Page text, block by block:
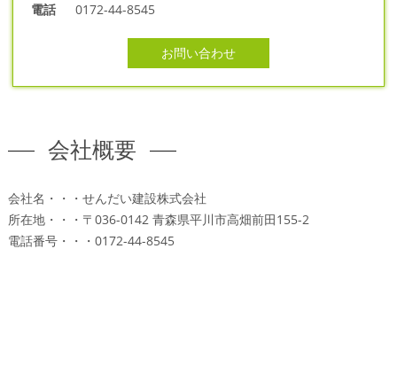
電話
0172-44-8545
お問い合わせ
会社概要
会社名・・・せんだい建設株式会社
所在地・・・〒036-0142 青森県平川市高畑前田155-2
電話番号・・・0172-44-8545